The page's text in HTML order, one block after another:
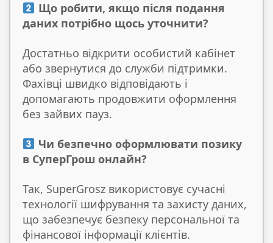
Що робити, якщо після подання
даних потрібно щось уточнити?
Достатньо відкрити особистий кабінет
або звернутися до служби підтримки.
Фахівці швидко відповідають і
допомагають продовжити оформлення
без зайвих пауз.
Чи безпечно оформлювати позику
в СуперГрош онлайн?
Так, SuperGrosz використовує сучасні
технології шифрування та захисту даних,
що забезпечує безпеку персональної та
фінансової інформації клієнтів.